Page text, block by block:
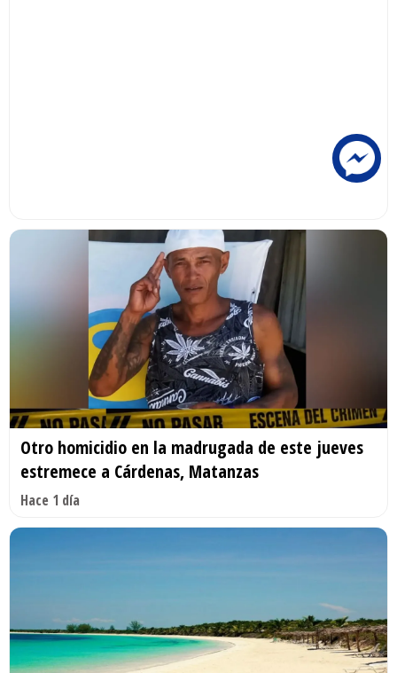
Otro homicidio en la madrugada de este jueves
estremece a Cárdenas, Matanzas
Hace 1 día